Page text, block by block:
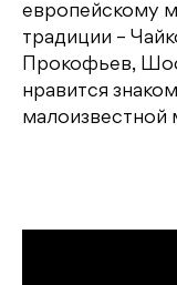
европейскому
традиции –
Прокофьев,
нравится
малоизвестной